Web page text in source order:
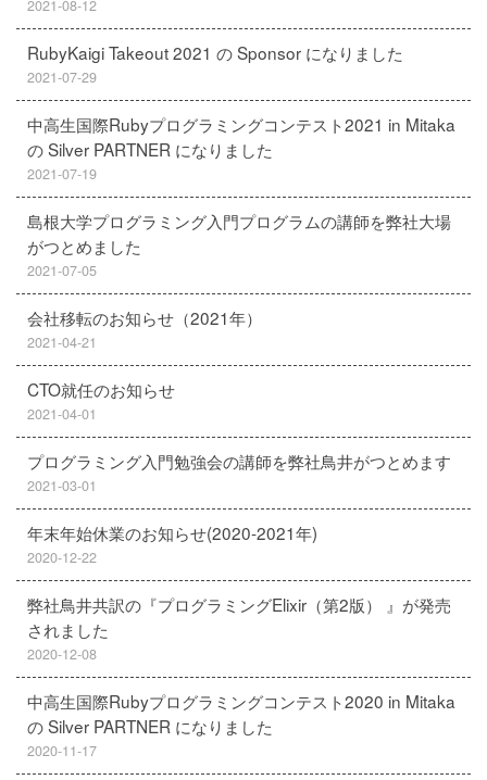
2021-08-12
RubyKaigi Takeout 2021 の Sponsor になりました
2021-07-29
中高生国際Rubyプログラミングコンテスト2021 in Mitaka
の Silver PARTNER になりました
2021-07-19
島根大学プログラミング入門プログラムの講師を弊社大場
がつとめました
2021-07-05
会社移転のお知らせ（2021年）
2021-04-21
CTO就任のお知らせ
2021-04-01
プログラミング入門勉強会の講師を弊社鳥井がつとめます
2021-03-01
年末年始休業のお知らせ(2020-2021年)
2020-12-22
弊社鳥井共訳の『プログラミングElixir（第2版） 』が発売
されました
2020-12-08
中高生国際Rubyプログラミングコンテスト2020 in Mitaka
の Silver PARTNER になりました
2020-11-17